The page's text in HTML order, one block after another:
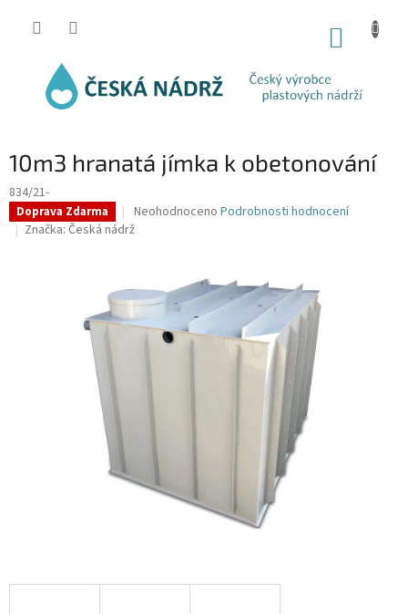
10m3 hranatá jímka k obetonování
834/21-
Doprava Zdarma
Průměrné
hodnocení
z
5
hvězdiček.
Neohodnoceno Podrobnosti hodnocení
Značka: Česká nádrž